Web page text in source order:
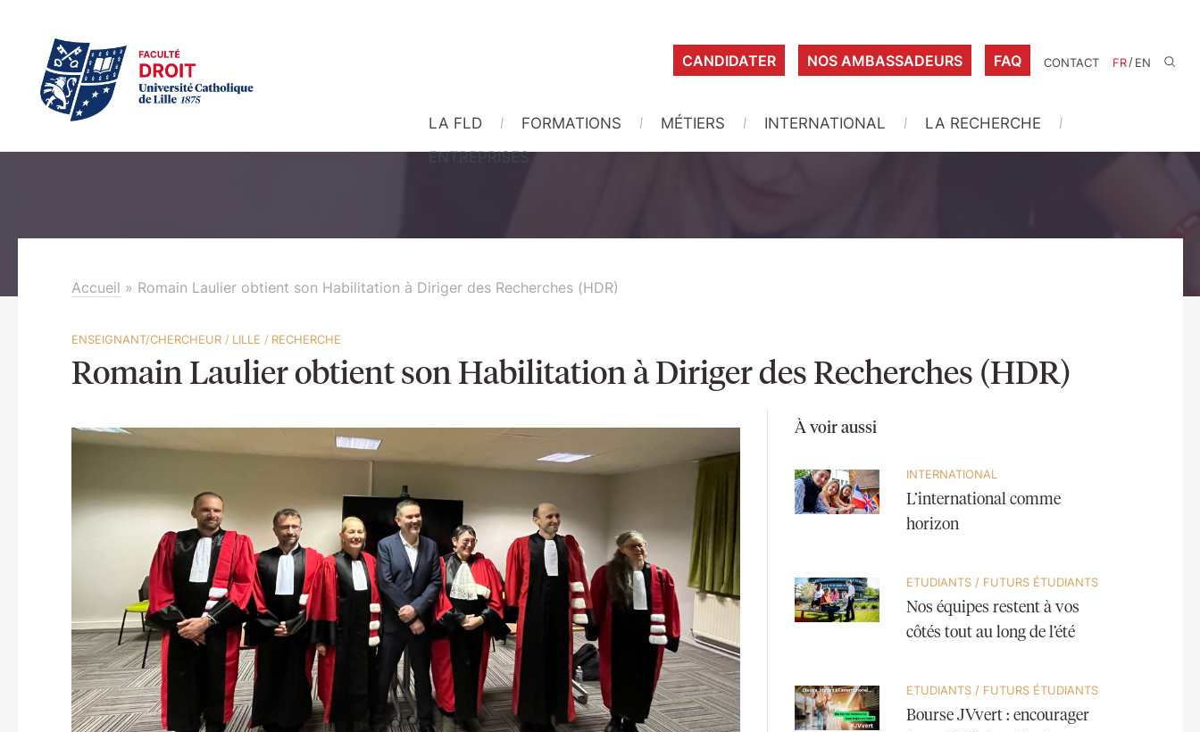
CANDIDATER NOS AMBASSADEURS FAQ CONTACT FR/EN
LA FLD FORMATIONS MÉTIERS INTERNATIONAL
LA RECHERCHE
ENTREPRISES
Accueil » Romain Laulier obtient son Habilitation à Diriger des Recherches (HDR)
ENSEIGNANT/CHERCHEUR/ LILLE / RECHERCHE
Romain Laulier obtient son Habilitation à Diriger des Recherches (HDR)
À voir aussi
INTERNATIONAL
L’international comme
horizon
ETUDIANTS/ FUTURS ÉTUDIANTS
Nos équipes restent à vos
côtés tout au long de l’été
ETUDIANTS/ FUTURS ÉTUDIANTS
Bourse JVvert : encourager